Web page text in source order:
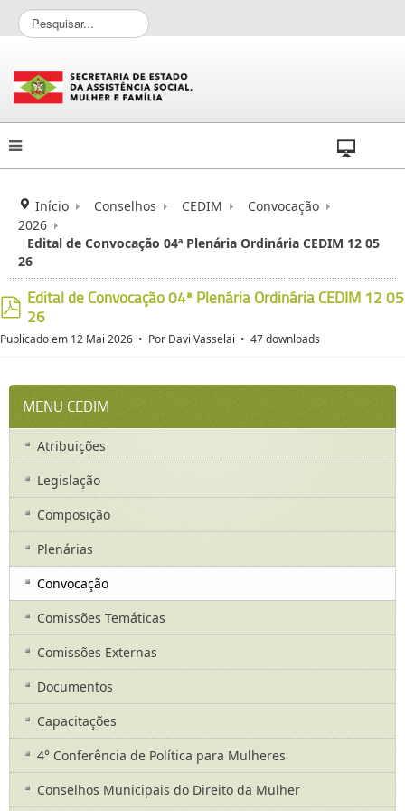
P
e
q
u
i
s
a
.
Início Conselhos CEDIM
Convocação
2026
Edital de Convocação 04ª Plenária Ordinária CEDIM 12 05
26
pdf
Edital de Convocação 04ª Plenária Ordinária CEDIM 12 05
26
Publicado em 12 Mai 2026 Por Davi Vasselai 47 downloads
MENU CEDIM
Atribuições
Legislação
Composição
Plenárias
Convocação
Comissões Temáticas
Comissões Externas
Documentos
Capacitações
4° Conferência de Política para Mulheres
Conselhos Municipais do Direito da Mulher